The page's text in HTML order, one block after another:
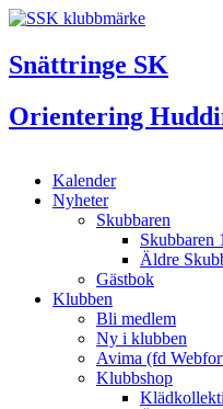
Snättringe SK
Orientering
Kalender
Nyheter
Skubbaren
Skubbaren
Äldre
Gästbok
Klubben
Bli medlem
Ny i klubben
Avima (fd
Klubbshop